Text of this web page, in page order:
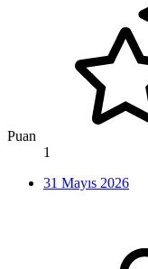
Puan
1
31 Mayıs 2026